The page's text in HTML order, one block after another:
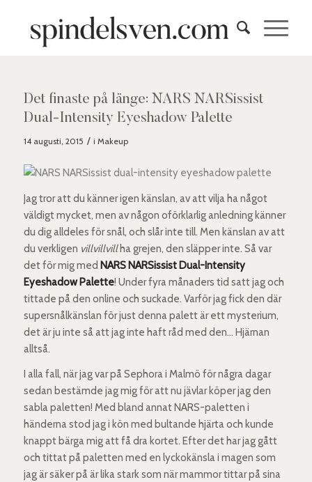
Det finaste på länge: NARS NARSissist
Dual-Intensity Eyeshadow Palette
14 augusti, 2015 / i Makeup
Jag tror att du känner igen känslan, av att vilja ha något
väldigt mycket, men av någon oförklarlig anledning känner
du dig alldeles för snål, och slår inte till. Men känslan av att
du verkligen villvillvillha grejen, den släpper inte. Så var
det för mig med NARS NARSissist Dual-Intensity
Eyeshadow Palette! Under fyra månaders tid satt jag och
tittade på den online och suckade. Varför jag fick den där
supersnålkänslan för just denna palett är ett mysterium,
det är ju inte så att jag inte haft råd med den… Hjärnan
alltså.
I alla fall, när jag var på Sephora i Malmö för några dagar
sedan bestämde jag mig för att nu jävlar köper jag den
sabla paletten! Med bland annat NARS-paletten i
händerna stod jag i kön med bultande hjärta och kunde
knappt bärga mig att få dra kortet. Efter det har jag gått
och tittat på paletten med en lyckokänsla i magen som
jag är säker på är lika stark som när mammor tittar på sina